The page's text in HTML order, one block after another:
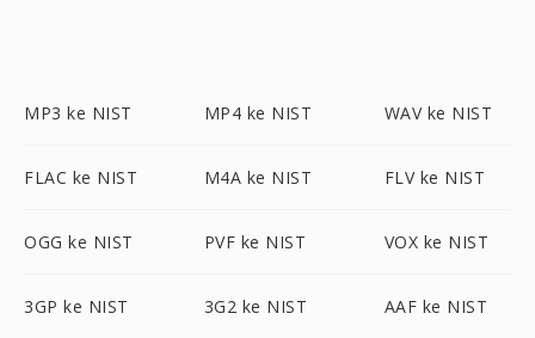
MP3 ke NIST MP4 ke NIST WAV ke NIST
FLAC ke NIST M4A ke NIST FLV ke NIST
OGG ke NIST PVF ke NIST VOX ke NIST
3GP ke NIST 3G2 ke NIST AAF ke NIST